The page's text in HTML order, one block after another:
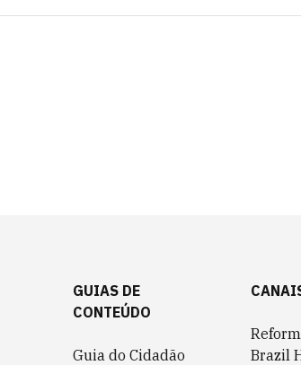
GUIAS DE
CONTEÚDO
Guia do Cidadão
Brazil